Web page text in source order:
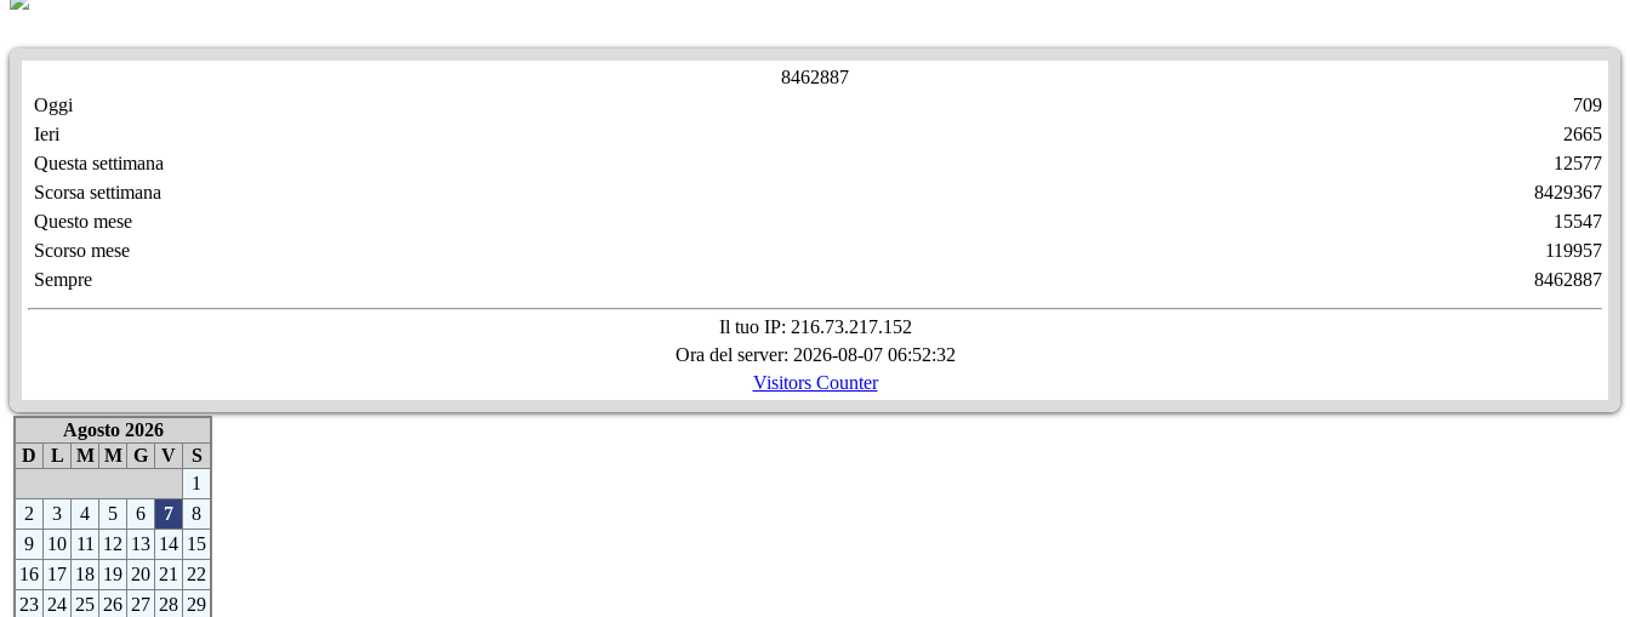
8462887
Oggi
Ieri
Questa settimana
Scorsa settimana
Questo mese
Scorso mese
Sempre
709
2665
12577
8429367
15547
119957
8462887
Il tuo IP: 216.73.217.152
Ora del server: 2026-08-07 06:52:32
Visitors Counter
Agosto 2026
D
L M M G V
S
1
2
3 4 5 6 7
8
9
10 11 12 13 14 15
16 17 18 19 20 21
22
23 24 25 26 27 28 29